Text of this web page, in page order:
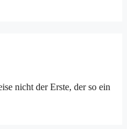
nicht der Erste, der so ein